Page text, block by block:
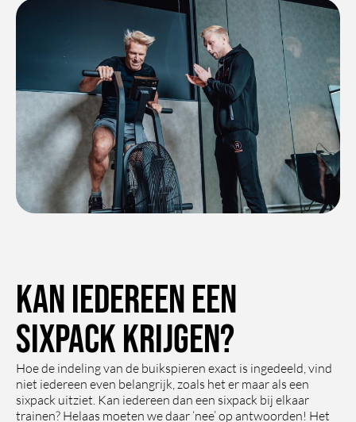
kan iedereen een
sixpack krijgen?
Hoe de indeling van de buikspieren exact is ingedeeld, vind
niet iedereen even belangrijk, zoals het er maar als een
sixpack uitziet. Kan iedereen dan een sixpack bij elkaar
trainen? Helaas moeten we daar ‘nee’ op antwoorden! Het